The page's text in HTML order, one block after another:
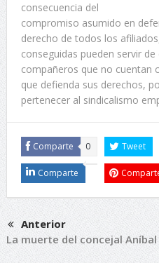
consecuencia del
compromiso asumido en
derecho de todos los
conseguidas pueden servir
compañeros que no cuentan
que defienda sus derechos,
pertenecer al sindicalismo
Comparte 0 Tweet
Comparte
Anterior
La muerte del concejal